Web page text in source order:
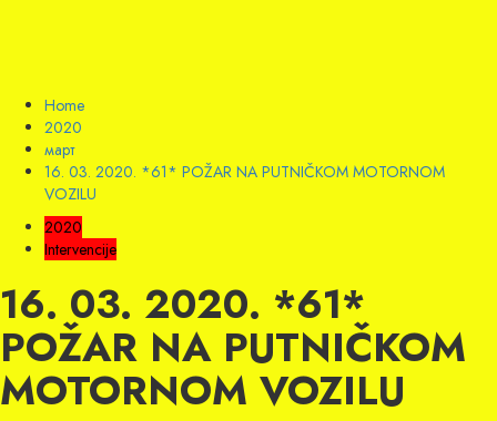
Home
2020
март
16. 03. 2020. *61* POŽAR NA PUTNIČKOM MOTORNOM
VOZILU
2020
Intervencije
16. 03. 2020. *61*
POŽAR NA PUTNIČKOM
MOTORNOM VOZILU